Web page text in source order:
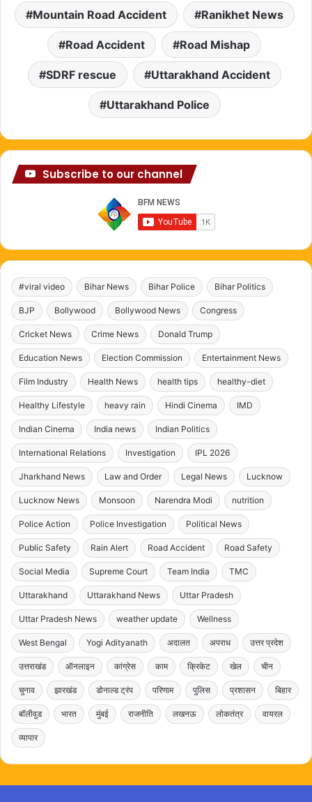
Mountain Road Accident Ranikhet News
Road Accident Road Mishap
SDRF rescue Uttarakhand Accident
Uttarakhand Police
Subscribe to our channel
#viral video Bihar News Bihar Police Bihar Politics
BJP Bollywood Bollywood News Congress
Cricket News Crime News Donald Trump
Education News Election Commission Entertainment News
Film Industry Health News health tips healthy-diet
Healthy Lifestyle heavy rain Hindi Cinema IMD
Indian Cinema India news Indian Politics
International Relations Investigation IPL 2026
Jharkhand News Law and Order Legal News Lucknow
Lucknow News Monsoon Narendra Modi nutrition
Police Action Police Investigation Political News
Public Safety Rain Alert Road Accident Road Safety
Social Media Supreme Court Team India TMC
Uttarakhand Uttarakhand News Uttar Pradesh
Uttar Pradesh News weather update Wellness
West Bengal Yogi Adityanath अदालत अपराध उत्तर प्रदेश
उत्तराखंड ऑनलाइन कांग्रेस काम क्रिकेट खेल चीन
चुनाव झारखंड डोनाल्ड ट्रंप परिणाम पुलिस प्रशासन बिहार
बॉलीवुड भारत मुंबई राजनीति लखनऊ लोकतंत्र वायरल
व्यापार